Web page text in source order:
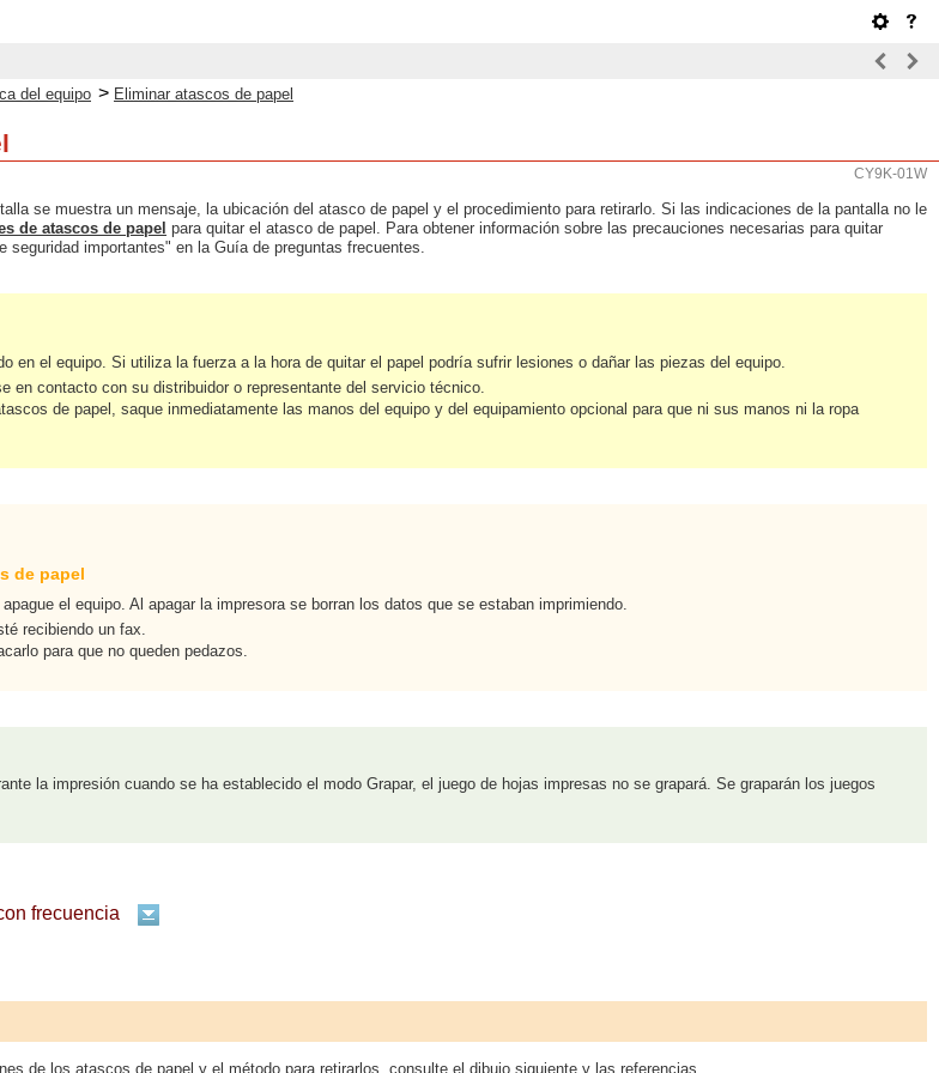
del equipo > Eliminar atascos de papel
CY9K-01W
se muestra un mensaje, la ubicación del atasco de papel y el procedimiento para retirarlo. Si las indicaciones de la pantalla no le
de atascos de papel para quitar el atasco de papel. Para obtener información sobre las precauciones necesarias para quitar
importantes" en la Guía de preguntas frecuentes.
en el equipo. Si utiliza la fuerza a la hora de quitar el papel podría sufrir lesiones o dañar las piezas del equipo.
en contacto con su distribuidor o representante del servicio técnico.
de papel, saque inmediatamente las manos del equipo y del equipamiento opcional para que ni sus manos ni la ropa
de papel
el equipo. Al apagar la impresora se borran los datos que se estaban imprimiendo.
recibiendo un fax.
para que no queden pedazos.
la impresión cuando se ha establecido el modo Grapar, el juego de hojas impresas no se grapará. Se graparán los juegos
frecuencia
de los atascos de papel y el método para retirarlos, consulte el dibujo siguiente y las referencias.